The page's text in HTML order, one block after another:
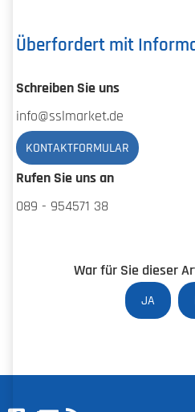
Überfordert mit
Schreiben Sie uns
info@sslmarket.de
KONTAKTFORMULAR
Rufen Sie uns an
089 - 954571 38
War für Sie dieser
JA